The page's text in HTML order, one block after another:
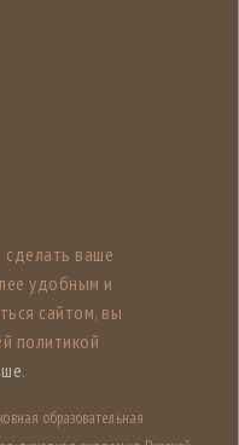
ваше
удобным и
сайтом, вы
политикой
.
образовательная